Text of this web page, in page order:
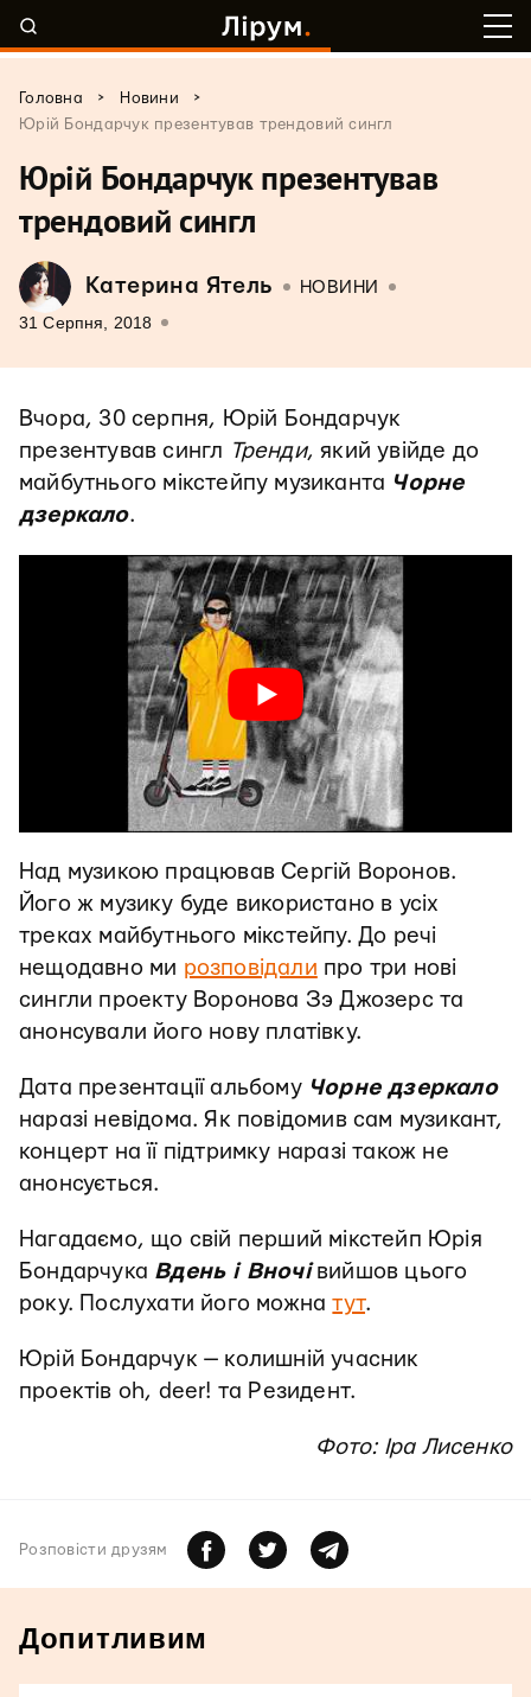
Головна > Новини
>
Юрій Бондарчук презентував трендовий сингл
Юрій Бондарчук презентував
трендовий сингл
Катерина Ятель НОВИНИ
31 Серпня, 2018
Вчора, 30 серпня, Юрій Бондарчук
презентував сингл Тренди, який увійде до
майбутнього мікстейпу музиканта Чорне
дзеркало.
Над музикою працював Сергій Воронов.
Його ж музику буде використано в усіх
треках майбутнього мікстейпу. До речі
нещодавно ми розповідали про три нові
сингли проекту Воронова Зэ Джозерс та
анонсували його нову платівку.
Дата презентації альбому Чорне дзеркало
наразі невідома. Як повідомив сам музикант,
концерт на її підтримку наразі також не
анонсується.
Нагадаємо, що свій перший мікстейп Юрія
Бондарчука Вдень і Вночівийшов цього
року. Послухати його можнатут.
Юрій Бондарчук — колишній учасник
проектів oh, deer! та Резидент.
Фото: Іра Лисенко
Розповiсти друзям
Допитливим